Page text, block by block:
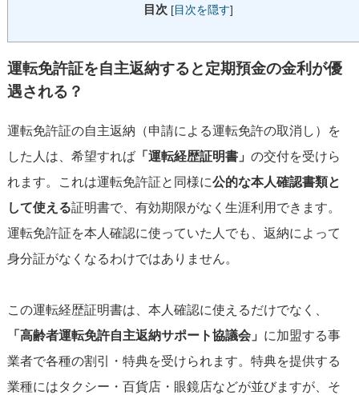
目次 [目次を隠す]
運転免許証を自主返納すると定期預金の金利が優
遇される？
運転免許証の自主返納（申請による運転免許の取消し）を
した人は、希望すれば「運転経歴証明書」 の交付を受けら
れます。これは運転免許証と同様に公的な本人確認書類と
して使える証明書で、有効期限がなく生涯利用できます。
運転免許証を本人確認に使っていた人でも、返納によって
身分証がなくなるわけではありません。
この運転経歴証明書は、本人確認に使えるだけでなく、
「高齢者運転免許自主返納サポート協議会」 に加盟する事
業者で各種の割引・特典を受けられます。特典を提供する
業種にはタクシー・百貨店・眼鏡店などが並びますが、そ